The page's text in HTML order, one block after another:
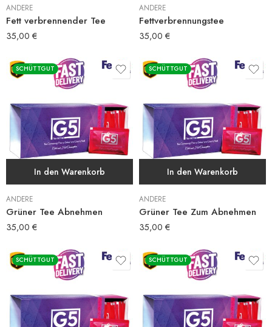
ANDERE
Fett verbrennender Tee
35,00 €
ANDERE
Fettverbrennungstee
35,00 €
SCHÜTTGUT
In den Warenkorb
ANDERE
Grüner Tee Abnehmen
35,00 €
SCHÜTTGUT
In den Warenkorb
ANDERE
Grüner Tee Zum Abnehmen
35,00 €
SCHÜTTGUT SCHÜTTGUT